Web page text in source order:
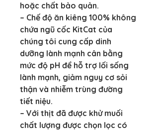
hoặc chất bảo quản.
– Chế độ ăn kiêng 100% không
chứa ngũ cốc KitCat của
chúng tôi cung cấp dinh
dưỡng lành mạnh cân bằng
mức độ pH để hỗ trợ lối sống
lành mạnh, giảm nguy cơ sỏi
thận và nhiễm trùng đường
tiết niệu.
– Với thịt đã được khử muối
chất lượng được chọn lọc có